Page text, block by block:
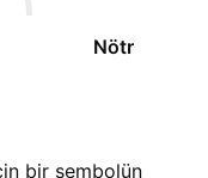
Nötr
bir sembolün